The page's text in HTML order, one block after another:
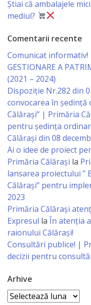
Economist
Primar
Viceprimarii
Specialist
Relații
cu
Publicul,
Operator
CISC
Regulament
Consiliul
Secretarul
Știai că ambalajele
mediul?
Comentarii recente
Comunicat
GESTIONARE A
(2021 – 2024)
Dispoziție Nr.282 din
convocarea în
Călărași” | Primăria
pentru ședința
Călărași din 08
Ai o idee de proiect
Primăria Călărași la
lansarea proiectului ”
Călărași” pentru
2023
Primăria Călăraşi
Expresul la În atenția
raionului Călărași!
Consultări publice! |
decizii pentru
Arhive
Arhive